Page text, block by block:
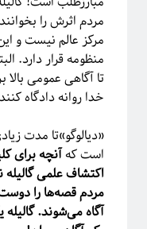
علم
علم شبکه
فیزیک فیزیک
مقیاس
مکانیک
نجوم
همه‌گیری پایتون
پدیده‌های بحرانی
کهکشان کوانتوم
گذار فاز
مردم اثرش را
مرکز عالم نیست و
منظومه قرار دارد.
تا آگاهی عمومی بالا
خدا روانه دادگاه
«دیالوگو»تا مدت
است کهآنچه برای
اکتشاف علمی گالیله
مردم قصه‌ها را
آگاه می‌شوند. گالیله